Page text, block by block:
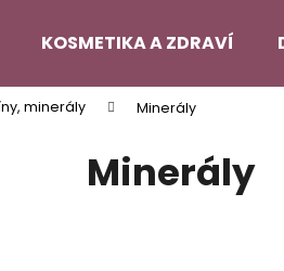
KOSMETIKA A ZDRAVÍ
minerály Minerály
Minerály
Co